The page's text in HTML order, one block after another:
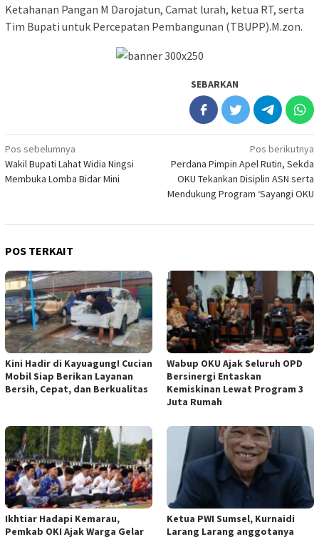
Ketahanan Pangan M Darojatun, Camat lurah, ketua RT, serta
Tim Bupati untuk Percepatan Pembangunan (TBUPP).M.zon.
SEBARKAN
Navigasi
pos
Pos sebelumnya
Wakil Bupati Lahat Widia Ningsi
Membuka Lomba Bidar Mini
Pos berikutnya
Perdana Pimpin Apel Rutin, Sekda
OKU Tekankan Disiplin ASN serta
Mendukung Program ‘Sayangi OKU
POS TERKAIT
Kini Hadir di Kayuagung! Cucian
Mobil Siap Berikan Layanan
Bersih, Cepat, dan Berkualitas
Wabup OKU Ajak Seluruh OPD
Bersinergi Entaskan
Kemiskinan Lewat Program 3
Juta Rumah
Ikhtiar Hadapi Kemarau,
Pemkab OKI Ajak Warga Gelar
Ketua PWI Sumsel, Kurnaidi
Larang Larang anggotanya